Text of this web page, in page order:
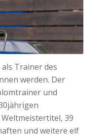
Trainer des
werden. Der
und
39
und weitere elf